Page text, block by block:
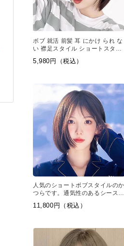
ボブ 就活 前髪 耳 にかけ られ な
い 襟足スタイル ショートスタイ
ルのフルウィッグ
5,980円（税込）
人気のショートボブスタイルのか
つらです。通気性のあるシースル
ー前髪の人毛ウィッグです。
11,800円（税込）